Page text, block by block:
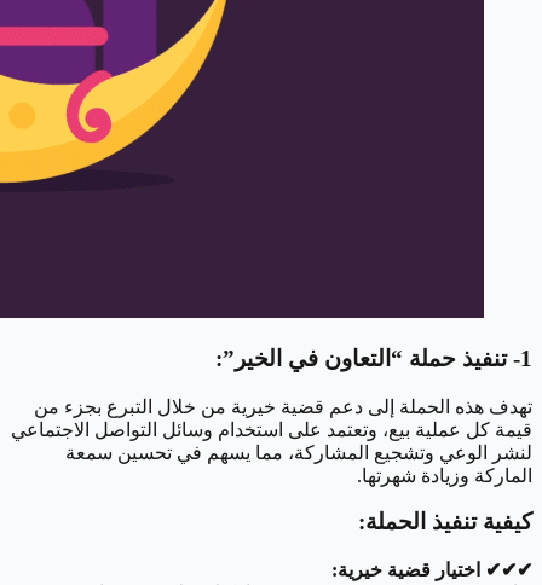
1- تنفيذ حملة “التعاون في الخير”:
تهدف هذه الحملة إلى دعم قضية خيرية من خلال التبرع بجزء من
قيمة كل عملية بيع، وتعتمد على استخدام وسائل التواصل الاجتماعي
لنشر الوعي وتشجيع المشاركة، مما يسهم في تحسين سمعة
الماركة وزيادة شهرتها.
كيفية تنفيذ الحملة:
✔︎✔︎✔︎ اختيار قضية خيرية: